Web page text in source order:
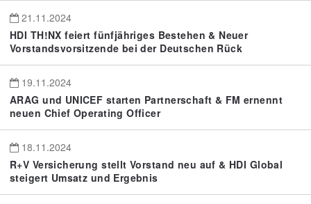
21.11.2024
HDI TH!NX feiert fünfjähriges Bestehen & Neuer
Vorstandsvorsitzende bei der Deutschen Rück
19.11.2024
ARAG und UNICEF starten Partnerschaft & FM ernennt
neuen Chief Operating Officer
18.11.2024
R+V Versicherung stellt Vorstand neu auf & HDI Global
steigert Umsatz und Ergebnis